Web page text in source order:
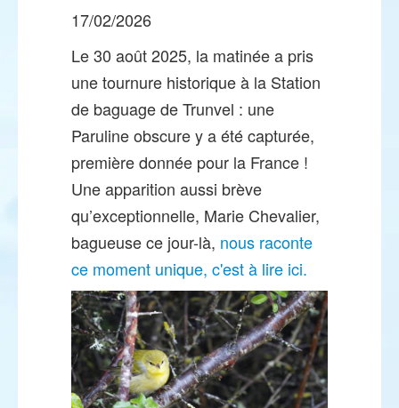
17/02/2026
Le 30 août 2025, la matinée a pris
une tournure historique à la Station
de baguage de Trunvel : une
Paruline obscure y a été capturée,
première donnée pour la France !
Une apparition aussi brève
qu’exceptionnelle, Marie Chevalier,
bagueuse ce jour-là, nous raconte
ce moment unique, c'est à lire ici.